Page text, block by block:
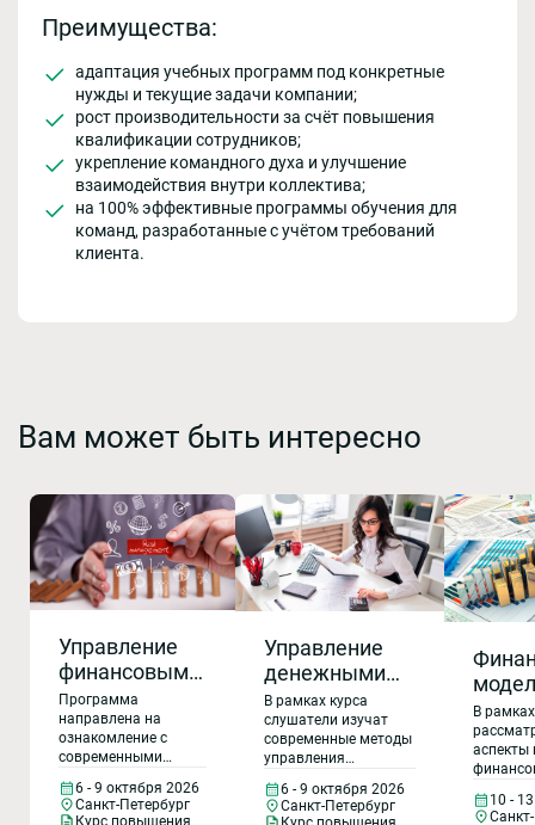
Преимущества:
адаптация учебных программ под конкретные
нужды и текущие задачи компании;
рост производительности за счёт повышения
квалификации сотрудников;
укрепление командного духа и улучшение
взаимодействия внутри коллектива;
на 100% эффективные программы обучения для
команд, разработанные с учётом требований
клиента.
Вам может быть интересно
Управление
финансовыми
рисками в
компаниях
реального
сектора
экономики:
Программа
направлена на
ознакомление с
современными
идентификации и
управления
6 - 9 октября 2026
Санкт-Петербург
Курс повышения
Управление
денежными
средствами
(ДДС).
Планирование,
анализ,
контроль
В рамках курса
слушатели изучат
современные методы
управления
средствами,
направленные на
6 - 9 октября 2026
Санкт-Петербург
и
В
аспекты
10 -